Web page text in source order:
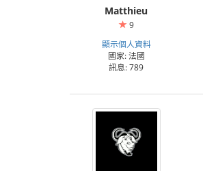
Matthieu
9
顯示個人資料
國家: 法國
訊息: 789